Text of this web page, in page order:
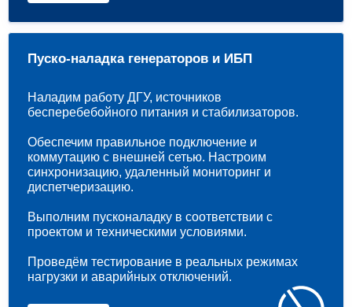
Пуско-наладка генераторов и ИБП
Наладим работу ДГУ, источников
бесперебебойного питания и стабилизаторов.
Обеспечим правильное подключение и
коммутацию с внешней сетью. Настроим
синхронизацию, удаленный мониторинг и
диспетчеризацию.
Выполним пусконаладку в соответствии с
проектом и техническими условиями.
Проведём тестирование в реальных режимах
нагрузки и аварийных отключений.